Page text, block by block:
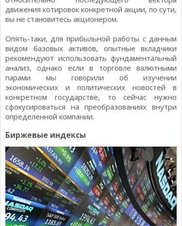
движения котировок конкретной акции, по сути,
вы не становитесь акционером.
Опять-таки, для прибыльной работы с данным
видом базовых активов, опытные вкладчики
рекомендуют использовать фундаментальный
анализ, однако если в торговле валютными
парами мы говорили об изучении
экономических и политических новостей в
конкретном государстве, то сейчас нужно
сфокусироваться на преобразованиях внутри
определенной компании.
Биржевые индексы